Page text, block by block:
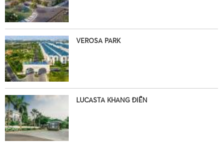
VEROSA PARK
LUCASTA KHANG ĐIỀN